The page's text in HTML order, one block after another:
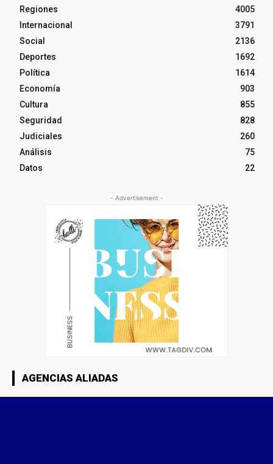
Regiones
4005
Internacional
3791
Social
2136
Deportes
1692
Política
1614
Economía
903
Cultura
855
Seguridad
828
Judiciales
260
Análisis
75
Datos
22
- Advertisement -
AGENCIAS ALIADAS